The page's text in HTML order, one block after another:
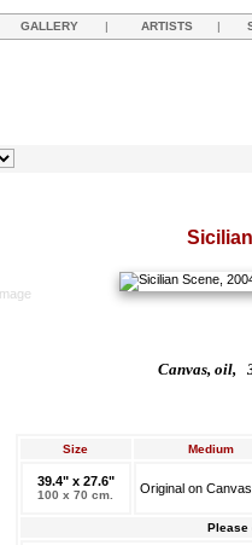
GALLERY | ARTISTS |
Canvas, oil,
Size Medium
39.4" x 27.6"
100 x 70 cm. Original on Canvas
Please